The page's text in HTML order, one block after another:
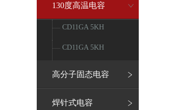
130度高温电容
CD11GA 5KH
CD11GA 5KH
高分子固态电容
焊针式电容